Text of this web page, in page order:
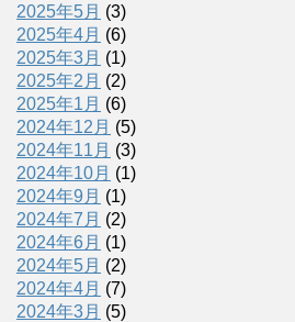
2025年5月 (3)
2025年4月 (6)
2025年3月 (1)
2025年2月 (2)
2025年1月 (6)
2024年12月 (5)
2024年11月 (3)
2024年10月 (1)
2024年9月 (1)
2024年7月 (2)
2024年6月 (1)
2024年5月 (2)
2024年4月 (7)
2024年3月 (5)